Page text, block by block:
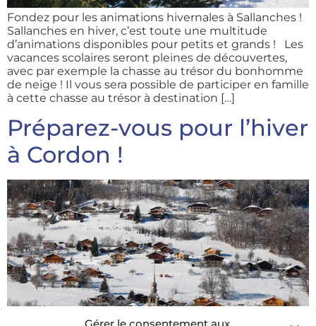
Fondez pour les animations hivernales à Sallanches !
Sallanches en hiver, c’est toute une multitude
d’animations disponibles pour petits et grands ! Les
vacances scolaires seront pleines de découvertes,
avec par exemple la chasse au trésor du bonhomme
de neige ! Il vous sera possible de participer en famille
à cette chasse au trésor à destination […]
Préparez-vous pour l’hiver
à Cordon !